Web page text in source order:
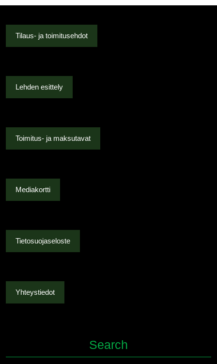
Tilaus- ja toimitusehdot
Lehden esittely
Toimitus- ja maksutavat
Mediakortti
Tietosuojaseloste
Yhteystiedot
Search